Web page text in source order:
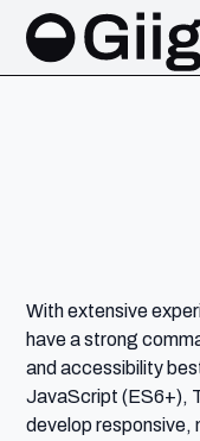
With extensive
have a strong
and accessibility
JavaScript (ES6+),
develop